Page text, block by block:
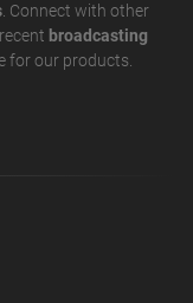
. Connect with other
broadcasting
for our products.